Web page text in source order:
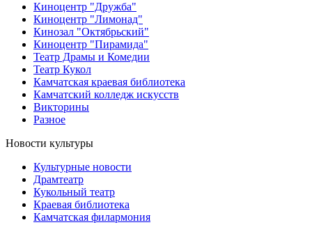
Киноцентр "Дружба"
Киноцентр "Лимонад"
Кинозал "Октябрьский"
Киноцентр "Пирамида"
Театр Драмы и Комедии
Театр Кукол
Камчатская краевая библиотека
Камчатский колледж искусств
Викторины
Разное
Новости культуры
Культурные новости
Драмтеатр
Кукольный театр
Краевая библиотека
Камчатская филармония